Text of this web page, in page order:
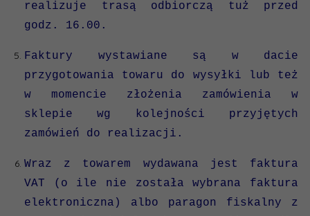
realizuje trasą odbiorczą tuż przed
godz. 16.00.
Faktury wystawiane są w dacie
przygotowania towaru do wysyłki lub też
w momencie złożenia zamówienia w
sklepie wg kolejności przyjętych
zamówień do realizacji.
Wraz z towarem wydawana jest faktura
VAT (o ile nie została wybrana faktura
elektroniczna) albo paragon fiskalny z